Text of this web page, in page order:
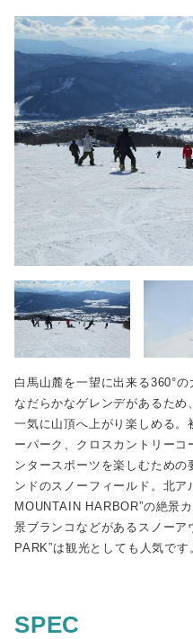
白馬山麓を一望に出来る360°
なだらかなゲレンデがあるた
一気に山頂へ上がり楽しめる。
ーパーク、クロスカントリー
ンタースポーツを楽しむため
ンドのスノーフィールド。北ア
MOUNTAIN HARBOR”の絶景
景ブランコなどがあるスノー
PARK”は観光としても人気です
SPEC